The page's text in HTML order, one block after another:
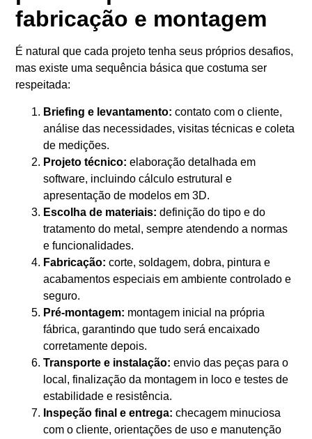
fabricação e montagem
É natural que cada projeto tenha seus próprios desafios,
mas existe uma sequência básica que costuma ser
respeitada:
Briefing e levantamento: contato com o cliente,
análise das necessidades, visitas técnicas e coleta
de medições.
Projeto técnico: elaboração detalhada em
software, incluindo cálculo estrutural e
apresentação de modelos em 3D.
Escolha de materiais: definição do tipo e do
tratamento do metal, sempre atendendo a normas
e funcionalidades.
Fabricação: corte, soldagem, dobra, pintura e
acabamentos especiais em ambiente controlado e
seguro.
Pré-montagem: montagem inicial na própria
fábrica, garantindo que tudo será encaixado
corretamente depois.
Transporte e instalação: envio das peças para o
local, finalização da montagem in loco e testes de
estabilidade e resistência.
Inspeção final e entrega: checagem minuciosa
com o cliente, orientações de uso e manutenção